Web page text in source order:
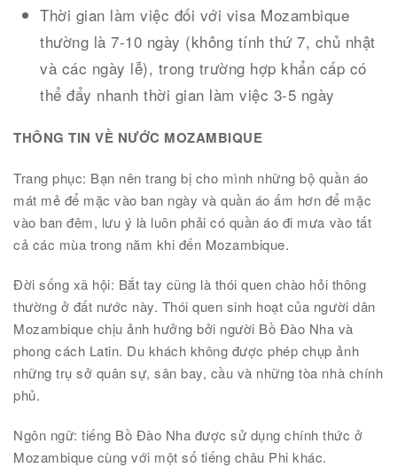
Thời gian làm việc đối với visa Mozambique
thường là 7-10 ngày (không tính thứ 7, chủ nhật
và các ngày lễ), trong trường hợp khẩn cấp có
thể đẩy nhanh thời gian làm việc 3-5 ngày
THÔNG TIN VỀ NƯỚC MOZAMBIQUE
Trang phục: Bạn nên trang bị cho mình những bộ quần áo
mát mẻ để mặc vào ban ngày và quần áo ấm hơn để mặc
vào ban đêm, lưu ý là luôn phải có quần áo đi mưa vào tất
cả các mùa trong năm khi đến Mozambique.
Đời sống xã hội: Bắt tay cũng là thói quen chào hỏi thông
thường ở đất nước này. Thói quen sinh hoạt của người dân
Mozambique chịu ảnh hưởng bởi người Bồ Đào Nha và
phong cách Latin. Du khách không được phép chụp ảnh
những trụ sở quân sự, sân bay, cầu và những tòa nhà chính
phủ.
Ngôn ngữ: tiếng Bồ Đào Nha được sử dụng chính thức ở
Mozambique cùng với một số tiếng châu Phi khác.